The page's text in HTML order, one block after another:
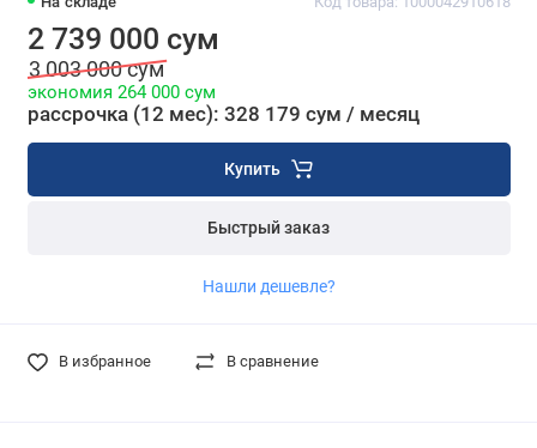
2 739 000 сум
3 003 000 сум
экономия 264 000 сум
рассрочка (12 мес): 328 179 сум / месяц
Купить
Быстрый заказ
Нашли дешевле?
В избранное В сравнение